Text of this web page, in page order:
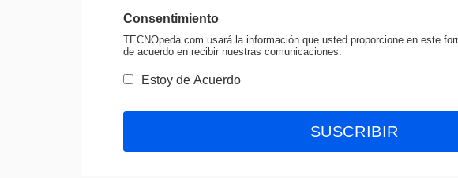
Consentimiento
TECNOpeda.com usará la información que usted proporcione en este
de acuerdo en recibir nuestras comunicaciones.
Estoy de Acuerdo